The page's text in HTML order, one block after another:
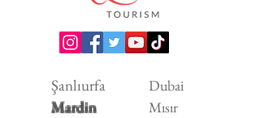
Şanlıurfa
Mardin
Dubai
Mısır